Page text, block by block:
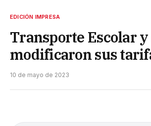
EDICIÓN IMPRESA
Transporte Escolar
modificaron sus
10 de mayo de 2023